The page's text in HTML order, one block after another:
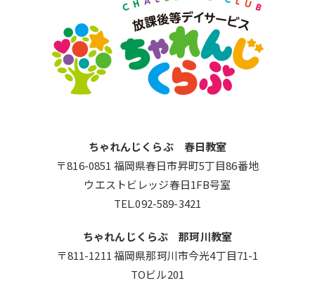
ちゃれんじくらぶ 春日教室
〒816-0851 福岡県春日市昇町5丁目86番地
ウエストビレッジ春日1FB号室
TEL.092-589-3421
ちゃれんじくらぶ 那珂川教室
〒811-1211 福岡県那珂川市今光4丁目71-1
TOビル201